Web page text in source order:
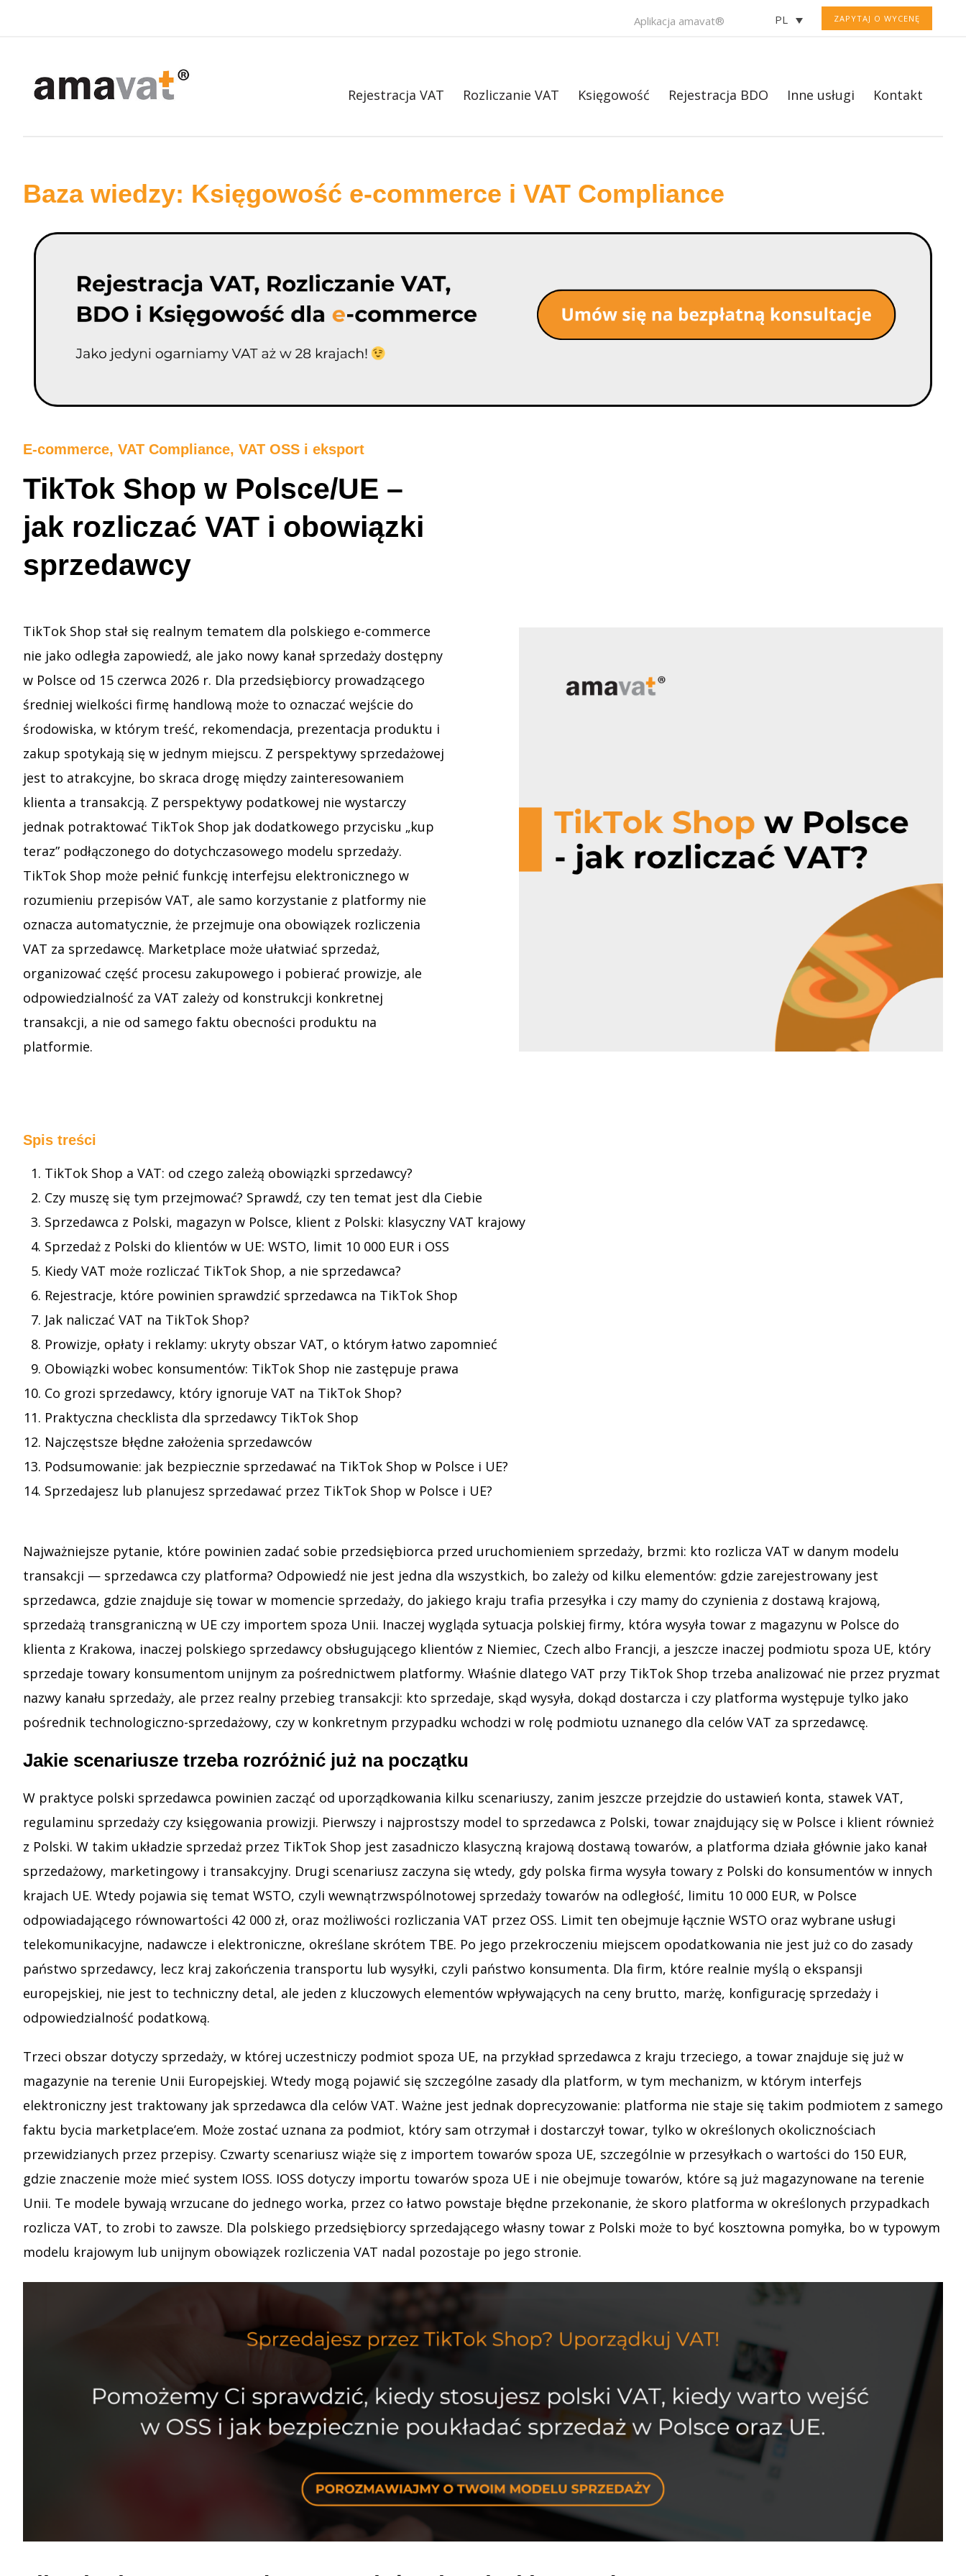
ZAPYTAJ O WYCENĘ
PL
Aplikacja amavat®
Rejestracja VAT Rozliczanie VAT Księgowość Rejestracja BDO Inne usługi Kontakt
Baza wiedzy: Księgowość e-commerce i VAT Compliance
E-commerce, VAT Compliance, VAT OSS i eksport
TikTok Shop w Polsce/UE –
jak rozliczać VAT i obowiązki
sprzedawcy
TikTok Shop stał się realnym tematem dla polskiego e-commerce
nie jako odległa zapowiedź, ale jako nowy kanał sprzedaży dostępny
w Polsce od 15 czerwca 2026 r. Dla przedsiębiorcy prowadzącego
średniej wielkości firmę handlową może to oznaczać wejście do
środowiska, w którym treść, rekomendacja, prezentacja produktu i
zakup spotykają się w jednym miejscu. Z perspektywy sprzedażowej
jest to atrakcyjne, bo skraca drogę między zainteresowaniem
klienta a transakcją. Z perspektywy podatkowej nie wystarczy
jednak potraktować TikTok Shop jak dodatkowego przycisku „kup
teraz” podłączonego do dotychczasowego modelu sprzedaży.
TikTok Shop może pełnić funkcję interfejsu elektronicznego w
rozumieniu przepisów VAT, ale samo korzystanie z platformy nie
oznacza automatycznie, że przejmuje ona obowiązek rozliczenia
VAT za sprzedawcę. Marketplace może ułatwiać sprzedaż,
organizować część procesu zakupowego i pobierać prowizje, ale
odpowiedzialność za VAT zależy od konstrukcji konkretnej
transakcji, a nie od samego faktu obecności produktu na
platformie.
Spis treści
TikTok Shop a VAT: od czego zależą obowiązki sprzedawcy?
Czy muszę się tym przejmować? Sprawdź, czy ten temat jest dla Ciebie
Sprzedawca z Polski, magazyn w Polsce, klient z Polski: klasyczny VAT krajowy
Sprzedaż z Polski do klientów w UE: WSTO, limit 10 000 EUR i OSS
Kiedy VAT może rozliczać TikTok Shop, a nie sprzedawca?
Rejestracje, które powinien sprawdzić sprzedawca na TikTok Shop
Jak naliczać VAT na TikTok Shop?
Prowizje, opłaty i reklamy: ukryty obszar VAT, o którym łatwo zapomnieć
Obowiązki wobec konsumentów: TikTok Shop nie zastępuje prawa
Co grozi sprzedawcy, który ignoruje VAT na TikTok Shop?
Praktyczna checklista dla sprzedawcy TikTok Shop
Najczęstsze błędne założenia sprzedawców
Podsumowanie: jak bezpiecznie sprzedawać na TikTok Shop w Polsce i UE?
Sprzedajesz lub planujesz sprzedawać przez TikTok Shop w Polsce i UE?
Najważniejsze pytanie, które powinien zadać sobie przedsiębiorca przed uruchomieniem sprzedaży, brzmi: kto rozlicza VAT w danym modelu
transakcji — sprzedawca czy platforma? Odpowiedź nie jest jedna dla wszystkich, bo zależy od kilku elementów: gdzie zarejestrowany jest
sprzedawca, gdzie znajduje się towar w momencie sprzedaży, do jakiego kraju trafia przesyłka i czy mamy do czynienia z dostawą krajową,
sprzedażą transgraniczną w UE czy importem spoza Unii. Inaczej wygląda sytuacja polskiej firmy, która wysyła towar z magazynu w Polsce do
klienta z Krakowa, inaczej polskiego sprzedawcy obsługującego klientów z Niemiec, Czech albo Francji, a jeszcze inaczej podmiotu spoza UE, który
sprzedaje towary konsumentom unijnym za pośrednictwem platformy. Właśnie dlatego VAT przy TikTok Shop trzeba analizować nie przez pryzmat
nazwy kanału sprzedaży, ale przez realny przebieg transakcji: kto sprzedaje, skąd wysyła, dokąd dostarcza i czy platforma występuje tylko jako
pośrednik technologiczno-sprzedażowy, czy w konkretnym przypadku wchodzi w rolę podmiotu uznanego dla celów VAT za sprzedawcę.
Jakie scenariusze trzeba rozróżnić już na początku
W praktyce polski sprzedawca powinien zacząć od uporządkowania kilku scenariuszy, zanim jeszcze przejdzie do ustawień konta, stawek VAT,
regulaminu sprzedaży czy księgowania prowizji. Pierwszy i najprostszy model to sprzedawca z Polski, towar znajdujący się w Polsce i klient również
z Polski. W takim układzie sprzedaż przez TikTok Shop jest zasadniczo klasyczną krajową dostawą towarów, a platforma działa głównie jako kanał
sprzedażowy, marketingowy i transakcyjny. Drugi scenariusz zaczyna się wtedy, gdy polska firma wysyła towary z Polski do konsumentów w innych
krajach UE. Wtedy pojawia się temat WSTO, czyli wewnątrzwspólnotowej sprzedaży towarów na odległość, limitu 10 000 EUR, w Polsce
odpowiadającego równowartości 42 000 zł, oraz możliwości rozliczania VAT przez OSS. Limit ten obejmuje łącznie WSTO oraz wybrane usługi
telekomunikacyjne, nadawcze i elektroniczne, określane skrótem TBE. Po jego przekroczeniu miejscem opodatkowania nie jest już co do zasady
państwo sprzedawcy, lecz kraj zakończenia transportu lub wysyłki, czyli państwo konsumenta. Dla firm, które realnie myślą o ekspansji
europejskiej, nie jest to techniczny detal, ale jeden z kluczowych elementów wpływających na ceny brutto, marżę, konfigurację sprzedaży i
odpowiedzialność podatkową.
Trzeci obszar dotyczy sprzedaży, w której uczestniczy podmiot spoza UE, na przykład sprzedawca z kraju trzeciego, a towar znajduje się już w
magazynie na terenie Unii Europejskiej. Wtedy mogą pojawić się szczególne zasady dla platform, w tym mechanizm, w którym interfejs
elektroniczny jest traktowany jak sprzedawca dla celów VAT. Ważne jest jednak doprecyzowanie: platforma nie staje się takim podmiotem z samego
faktu bycia marketplace’em. Może zostać uznana za podmiot, który sam otrzymał i dostarczył towar, tylko w określonych okolicznościach
przewidzianych przez przepisy. Czwarty scenariusz wiąże się z importem towarów spoza UE, szczególnie w przesyłkach o wartości do 150 EUR,
gdzie znaczenie może mieć system IOSS. IOSS dotyczy importu towarów spoza UE i nie obejmuje towarów, które są już magazynowane na terenie
Unii. Te modele bywają wrzucane do jednego worka, przez co łatwo powstaje błędne przekonanie, że skoro platforma w określonych przypadkach
rozlicza VAT, to zrobi to zawsze. Dla polskiego przedsiębiorcy sprzedającego własny towar z Polski może to być kosztowna pomyłka, bo w typowym
modelu krajowym lub unijnym obowiązek rozliczenia VAT nadal pozostaje po jego stronie.